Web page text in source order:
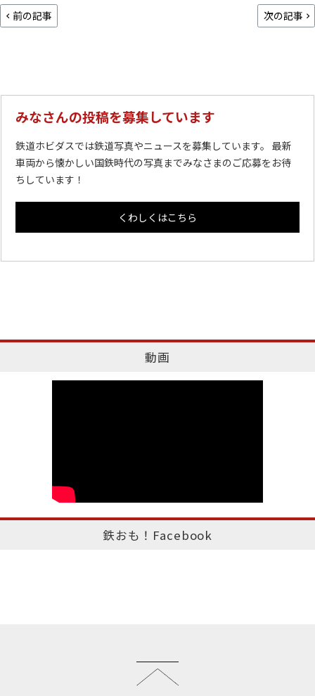
前の記事 次の記事
みなさんの投稿を募集しています
鉄道ホビダスでは鉄道写真やニュースを募集しています。 最新
車両から懐かしい国鉄時代の写真までみなさまのご応募をお待
ちしています！
くわしくはこちら
動画
鉄おも！Facebook